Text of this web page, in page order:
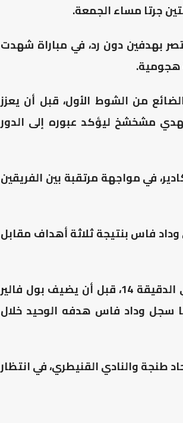
جرتا مساء الجمعة.
بهدفين دون رد، في مباراة شهدت
هجومية.
من الشوط الأول، قبل أن يعزز
مشخشخ ليؤكد عبوره إلى الدور
في مواجهة مرتقبة بين الفريقين
فاس بنتيجة ثلاثة أهداف مقابل
وافتتح الفريق البركاني التسجيل مبكرا عبر مهري يوسف في الدقيقة 14، قبل أن يضيف بول فالير
الثاني والثالث في الدقيقتين 32 و43، بينما سجل وداد فاس هدفه الوحيد خلال
طنجة والنادي القنيطري، في انتظار